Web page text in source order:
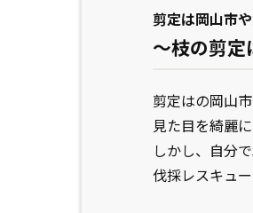
剪定は岡山市
～枝の剪定
剪定はの岡山
見た目を綺麗
しかし、自分
伐採レスキュ